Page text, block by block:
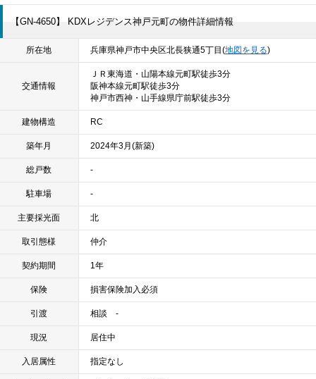
【GN-4650】 KDXレジデンス神戸元町の物件詳細情報
所在地 兵庫県神戸市中央区北長狭通5丁目(地図を見る)
交通情報
ＪＲ東海道・山陽本線元町駅徒歩3分
阪神本線元町駅徒歩3分
神戸市西神・山手線県庁前駅徒歩3分
建物構造 RC
築年月 2024年3月(新築)
総戸数 -
駐車場 -
主要採光面 北
取引態様 仲介
契約期間 1年
保険 損害保険加入必須
引渡 相談 -
現況 居住中
入居属性 指定なし